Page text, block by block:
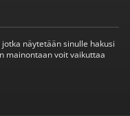
näytetään sinulle hakusi
mainontaan voit vaikuttaa